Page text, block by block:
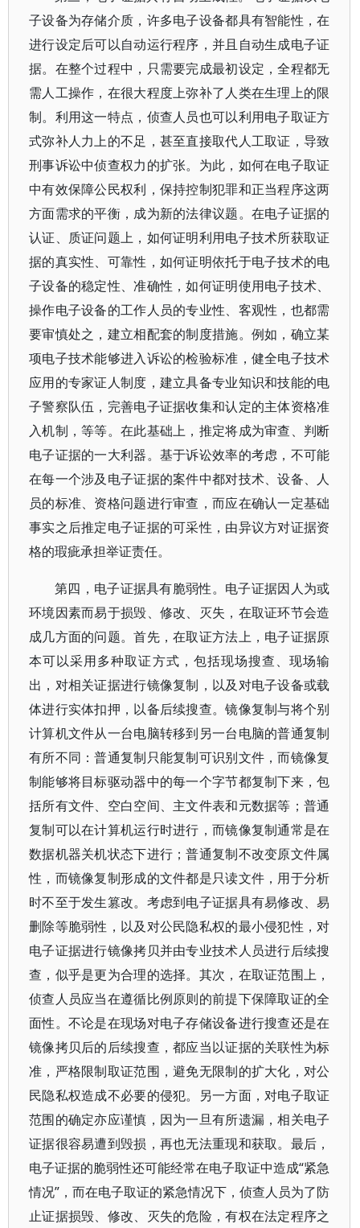
子设备为存储介质，许多电子设备都具有智能性，在
进行设定后可以自动运行程序，并且自动生成电子证
据。在整个过程中，只需要完成最初设定，全程都无
需人工操作，在很大程度上弥补了人类在生理上的限
制。利用这一特点，侦查人员也可以利用电子取证方
式弥补人力上的不足，甚至直接取代人工取证，导致
刑事诉讼中侦查权力的扩张。为此，如何在电子取证
中有效保障公民权利，保持控制犯罪和正当程序这两
方面需求的平衡，成为新的法律议题。在电子证据的
认证、质证问题上，如何证明利用电子技术所获取证
据的真实性、可靠性，如何证明依托于电子技术的电
子设备的稳定性、准确性，如何证明使用电子技术、
操作电子设备的工作人员的专业性、客观性，也都需
要审慎处之，建立相配套的制度措施。例如，确立某
项电子技术能够进入诉讼的检验标准，健全电子技术
应用的专家证人制度，建立具备专业知识和技能的电
子警察队伍，完善电子证据收集和认定的主体资格准
入机制，等等。在此基础上，推定将成为审查、判断
电子证据的一大利器。基于诉讼效率的考虑，不可能
在每一个涉及电子证据的案件中都对技术、设备、人
员的标准、资格问题进行审查，而应在确认一定基础
事实之后推定电子证据的可采性，由异议方对证据资
格的瑕疵承担举证责任。
第四，电子证据具有脆弱性。电子证据因人为或
环境因素而易于损毁、修改、灭失，在取证环节会造
成几方面的问题。首先，在取证方法上，电子证据原
本可以采用多种取证方式，包括现场搜查、现场输
出，对相关证据进行镜像复制，以及对电子设备或载
体进行实体扣押，以备后续搜查。镜像复制与将个别
计算机文件从一台电脑转移到另一台电脑的普通复制
有所不同：普通复制只能复制可识别文件，而镜像复
制能够将目标驱动器中的每一个字节都复制下来，包
括所有文件、空白空间、主文件表和元数据等；普通
复制可以在计算机运行时进行，而镜像复制通常是在
数据机器关机状态下进行；普通复制不改变原文件属
性，而镜像复制形成的文件都是只读文件，用于分析
时不至于发生篡改。考虑到电子证据具有易修改、易
删除等脆弱性，以及对公民隐私权的最小侵犯性，对
电子证据进行镜像拷贝并由专业技术人员进行后续搜
查，似乎是更为合理的选择。其次，在取证范围上，
侦查人员应当在遵循比例原则的前提下保障取证的全
面性。不论是在现场对电子存储设备进行搜查还是在
镜像拷贝后的后续搜查，都应当以证据的关联性为标
准，严格限制取证范围，避免无限制的扩大化，对公
民隐私权造成不必要的侵犯。另一方面，对电子取证
范围的确定亦应谨慎，因为一旦有所遗漏，相关电子
证据很容易遭到毁损，再也无法重现和获取。最后，
电子证据的脆弱性还可能经常在电子取证中造成“紧急
情况”，而在电子取证的紧急情况下，侦查人员为了防
止证据损毁、修改、灭失的危险，有权在法定程序之